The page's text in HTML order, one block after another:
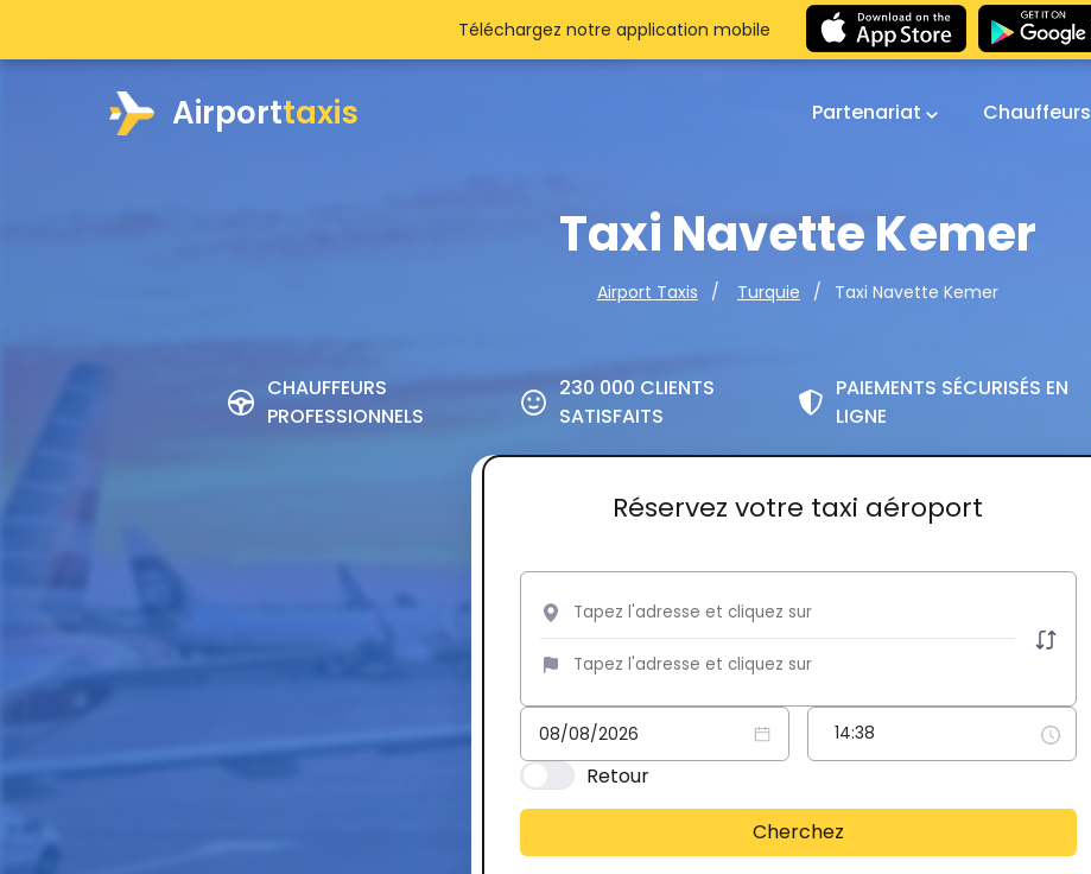
Airporttaxis Partenariat Chauffeurs
Taxi Navette Kemer
Airport Taxis Turquie Taxi Navette Kemer
CHAUFFEURS
PROFESSIONNELS
230 000 CLIENTS
SATISFAITS
PAIEMENTS SÉCURISÉS EN
LIGNE
Réservez votre taxi aéroport
Retour
Cherchez
Téléchargez notre application mobile